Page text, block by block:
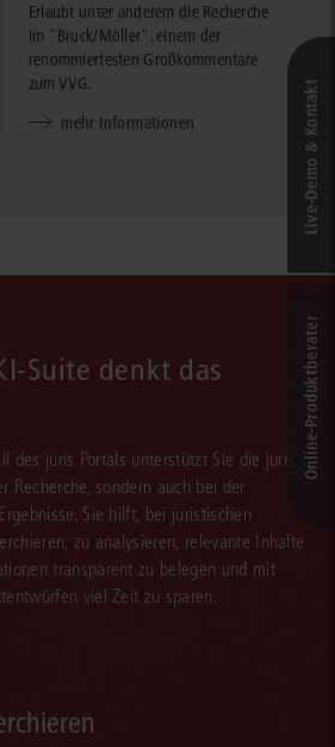
Erlaubt unter anderem die Recherche
im "Bruck/Möller", einem der
renommiertesten Großkommentare
zum VVG.
mehr Informationen
Suite denkt das
des juris Portals unterstützt Sie die juris
Recherche, sondern auch bei der
Sie hilft, bei juristischen
zu analysieren, relevante Inhalte
transparent zu belegen und mit
viel Zeit zu sparen.
Live‑Demo & Kontakt
Online-Produkt­berater